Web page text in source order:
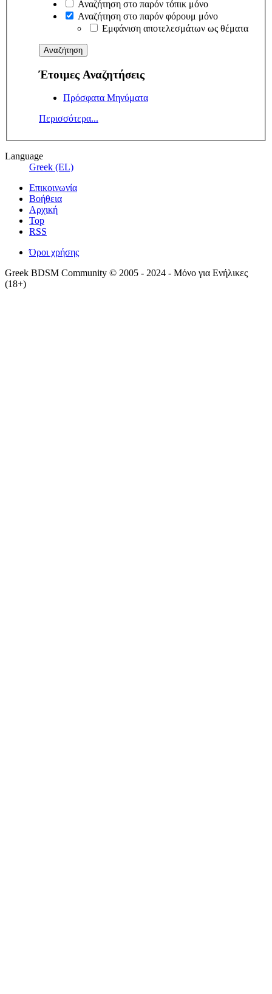
Αναζήτηση στο παρόν τόπικ μόνο
Αναζήτηση στο παρόν φόρουμ μόνο
Εμφάνιση αποτελεσμάτων ως θέματα
Έτοιμες Αναζητήσεις
Πρόσφατα Μηνύματα
Περισσότερα...
Language
Greek (EL)
Επικοινωνία
Βοήθεια
Αρχική
Top
RSS
Όροι χρήσης
Greek BDSM Community © 2005 - 2024 - Μόνο για Ενήλικες
(18+)